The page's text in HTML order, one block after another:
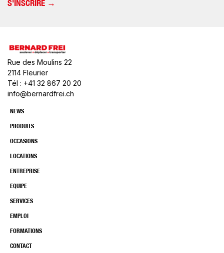
Rue des Moulins 22
2114 Fleurier
Tél : +41 32 867 20 20
info@bernardfrei.ch
NEWS
PRODUITS
OCCASIONS
LOCATIONS
ENTREPRISE
EQUIPE
SERVICES
EMPLOI
FORMATIONS
CONTACT